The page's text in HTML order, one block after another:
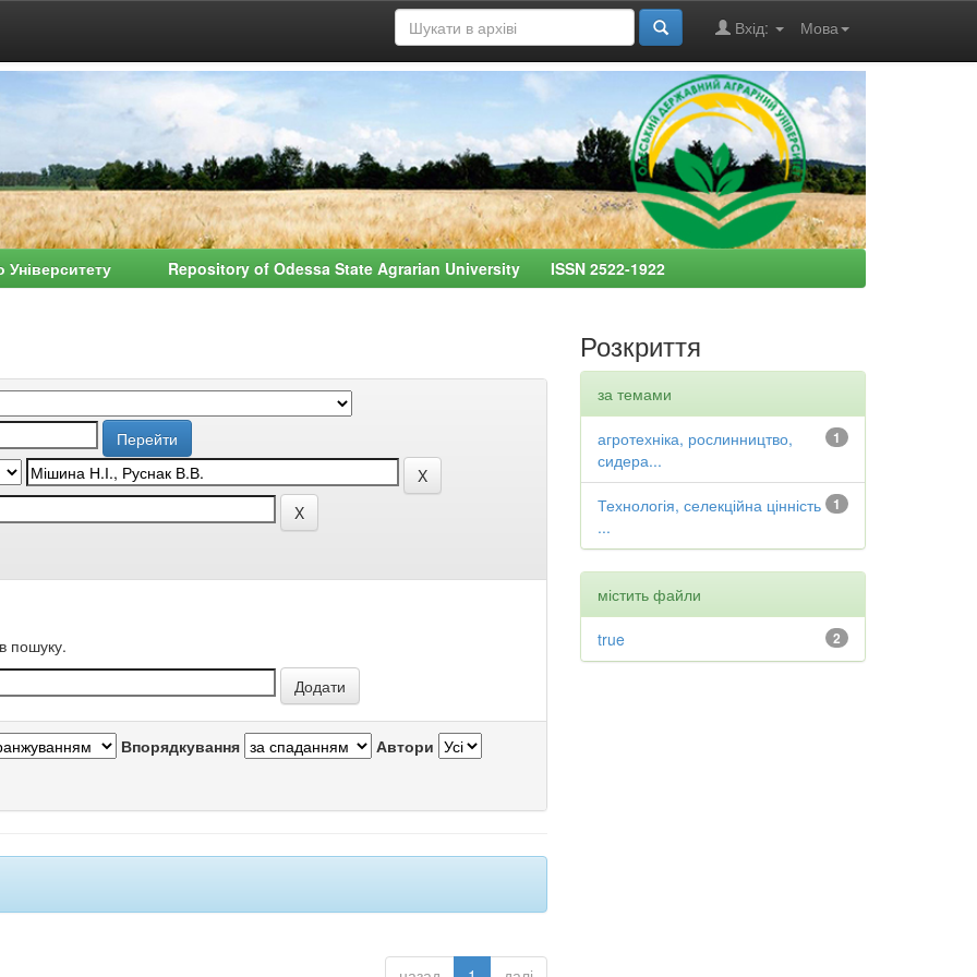
Мова
Вхід:
Університету Repository of Odessa State Agrarian University ISSN 2522-1922
пошуку.
Впорядкування Автори
Розкриття
за темами
1
агротехніка, рослинництво,
сидера...
1
Технологія, селекційна цінність
...
містить файли
2
true